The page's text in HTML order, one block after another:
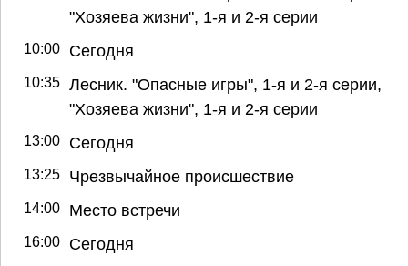
"Хозяева жизни", 1-я и 2-я серии
10:00 Сегодня
10:35 Лесник. "Опасные игры", 1-я и 2-я серии,
"Хозяева жизни", 1-я и 2-я серии
13:00 Сегодня
13:25 Чрезвычайное происшествие
14:00 Место встречи
16:00 Сегодня